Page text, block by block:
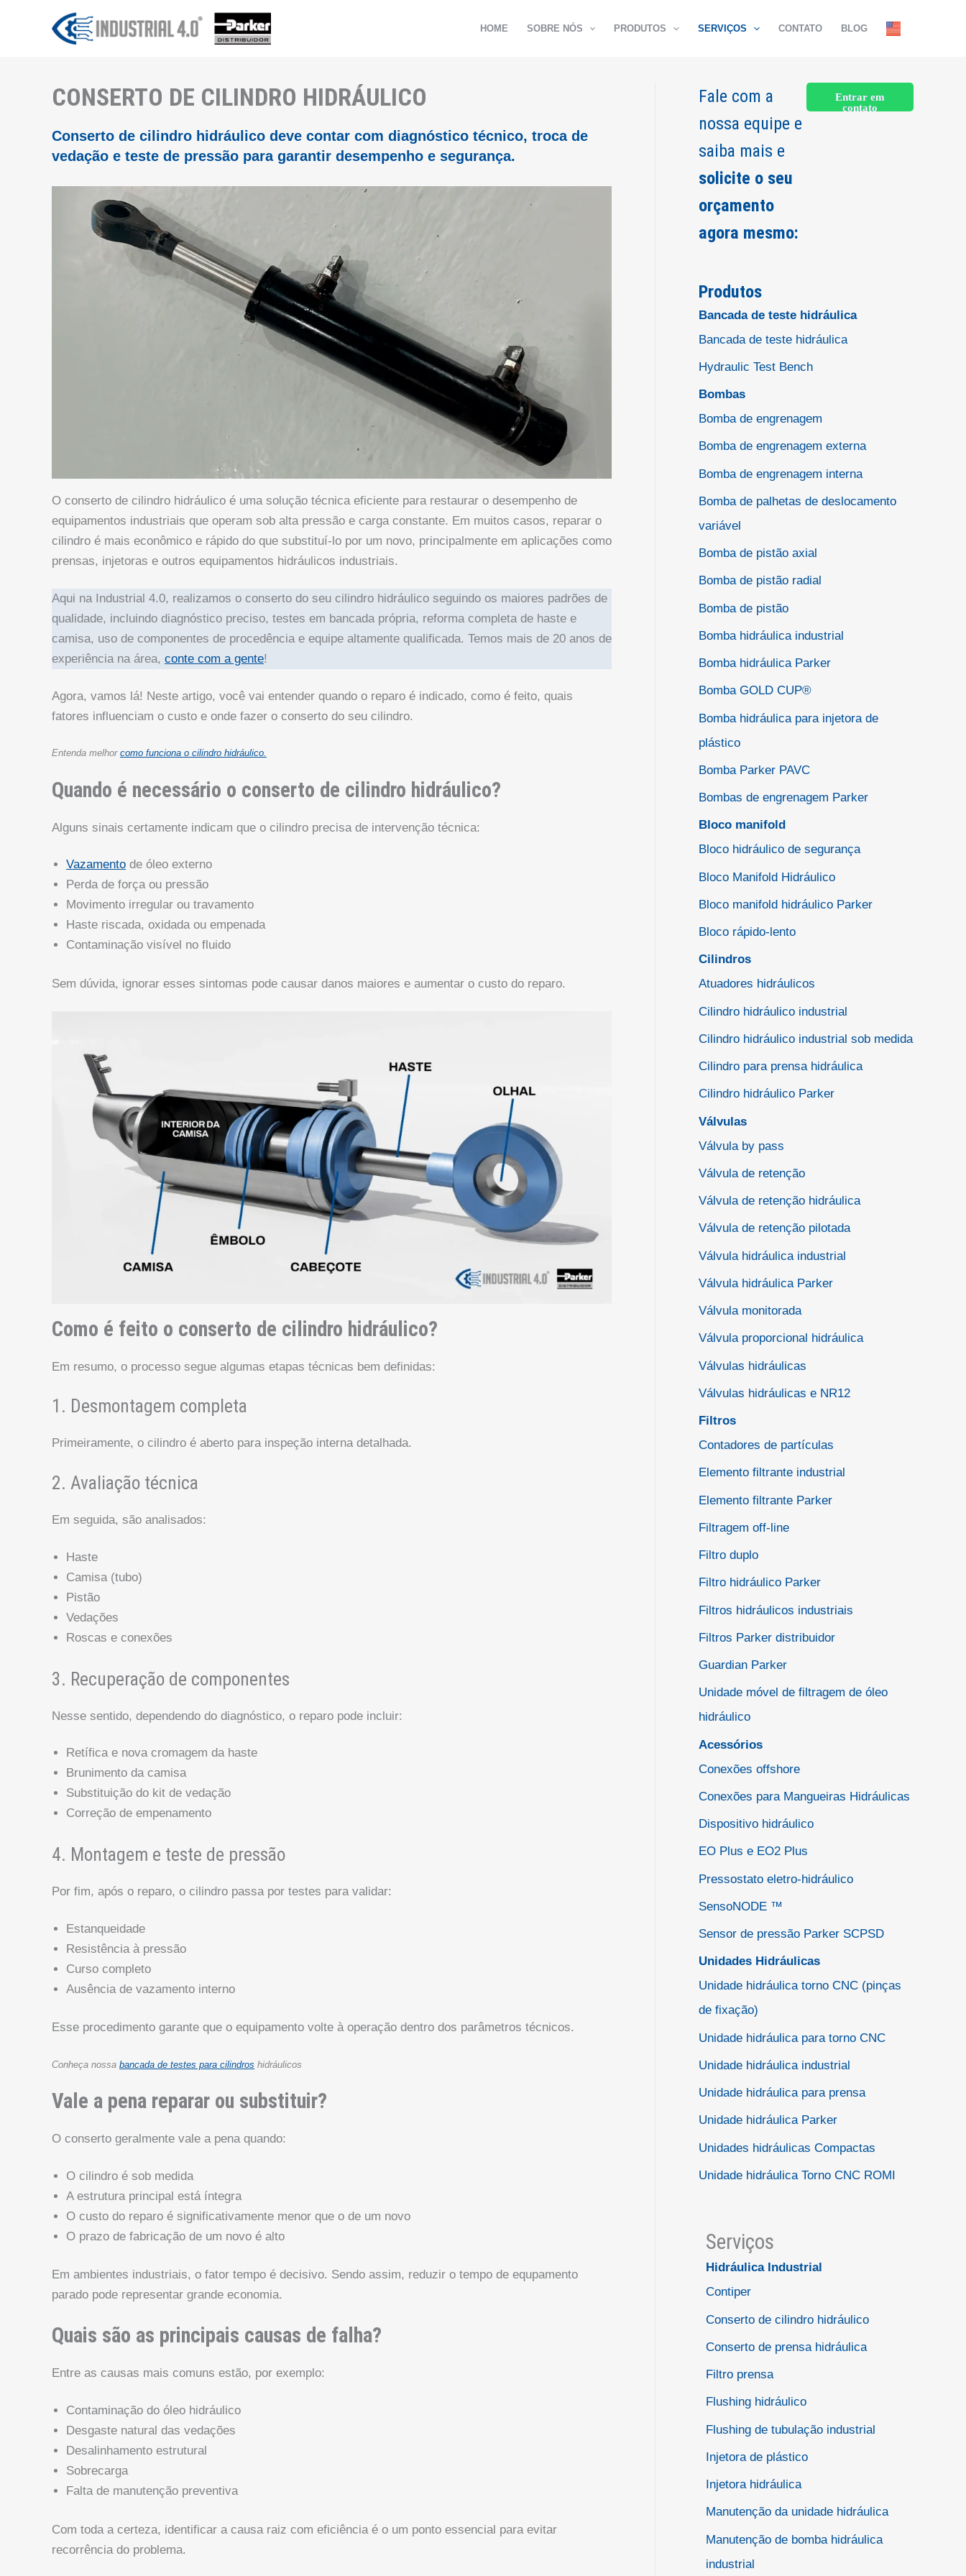
HOME SOBRE NÓS PRODUTOS SERVIÇOS CONTATO BLOG
CONSERTO DE CILINDRO HIDRÁULICO
Conserto de cilindro hidráulico deve contar com diagnóstico técnico, troca de
vedação e teste de pressão para garantir desempenho e segurança.
O conserto de cilindro hidráulico é uma solução técnica eficiente para restaurar o desempenho de
equipamentos industriais que operam sob alta pressão e carga constante. Em muitos casos, reparar o
cilindro é mais econômico e rápido do que substituí-lo por um novo, principalmente em aplicações como
prensas, injetoras e outros equipamentos hidráulicos industriais.
Aqui na Industrial 4.0, realizamos o conserto do seu cilindro hidráulico seguindo os maiores padrões de
qualidade, incluindo diagnóstico preciso, testes em bancada própria, reforma completa de haste e
camisa, uso de componentes de procedência e equipe altamente qualificada. Temos mais de 20 anos de
experiência na área, conte com a gente!
Agora, vamos lá! Neste artigo, você vai entender quando o reparo é indicado, como é feito, quais
fatores influenciam o custo e onde fazer o conserto do seu cilindro.
Entenda melhor como funciona o cilindro hidráulico.
Quando é necessário o conserto de cilindro hidráulico?
Alguns sinais certamente indicam que o cilindro precisa de intervenção técnica:
Vazamento de óleo externo
Perda de força ou pressão
Movimento irregular ou travamento
Haste riscada, oxidada ou empenada
Contaminação visível no fluido
Sem dúvida, ignorar esses sintomas pode causar danos maiores e aumentar o custo do reparo.
Como é feito o conserto de cilindro hidráulico?
Em resumo, o processo segue algumas etapas técnicas bem definidas:
1. Desmontagem completa
Primeiramente, o cilindro é aberto para inspeção interna detalhada.
2. Avaliação técnica
Em seguida, são analisados:
Haste
Camisa (tubo)
Pistão
Vedações
Roscas e conexões
3. Recuperação de componentes
Nesse sentido, dependendo do diagnóstico, o reparo pode incluir:
Retífica e nova cromagem da haste
Brunimento da camisa
Substituição do kit de vedação
Correção de empenamento
4. Montagem e teste de pressão
Por fim, após o reparo, o cilindro passa por testes para validar:
Estanqueidade
Resistência à pressão
Curso completo
Ausência de vazamento interno
Esse procedimento garante que o equipamento volte à operação dentro dos parâmetros técnicos.
Conheça nossa bancada de testes para cilindros hidráulicos
Vale a pena reparar ou substituir?
O conserto geralmente vale a pena quando:
O cilindro é sob medida
A estrutura principal está íntegra
O custo do reparo é significativamente menor que o de um novo
O prazo de fabricação de um novo é alto
Em ambientes industriais, o fator tempo é decisivo. Sendo assim, reduzir o tempo de equpamento
parado pode representar grande economia.
Quais são as principais causas de falha?
Entre as causas mais comuns estão, por exemplo:
Contaminação do óleo hidráulico
Desgaste natural das vedações
Desalinhamento estrutural
Sobrecarga
Falta de manutenção preventiva
Com toda a certeza, identificar a causa raiz com eficiência é o um ponto essencial para evitar
recorrência do problema.
Fale com a
nossa equipe e
saiba mais e
solicite o seu
orçamento
agora mesmo:
Entrar em
contato
Produtos
Bancada de teste hidráulica
Bancada de teste hidráulica
Hydraulic Test Bench
Bombas
Bomba de engrenagem
Bomba de engrenagem externa
Bomba de engrenagem interna
Bomba de palhetas de deslocamento
variável
Bomba de pistão axial
Bomba de pistão radial
Bomba de pistão
Bomba hidráulica industrial
Bomba hidráulica Parker
Bomba GOLD CUP®
Bomba hidráulica para injetora de
plástico
Bomba Parker PAVC
Bombas de engrenagem Parker
Bloco manifold
Bloco hidráulico de segurança
Bloco Manifold Hidráulico
Bloco manifold hidráulico Parker
Bloco rápido-lento
Cilindros
Atuadores hidráulicos
Cilindro hidráulico industrial
Cilindro hidráulico industrial sob medida
Cilindro para prensa hidráulica
Cilindro hidráulico Parker
Válvulas
Válvula by pass
Válvula de retenção
Válvula de retenção hidráulica
Válvula de retenção pilotada
Válvula hidráulica industrial
Válvula hidráulica Parker
Válvula monitorada
Válvula proporcional hidráulica
Válvulas hidráulicas
Válvulas hidráulicas e NR12
Filtros
Contadores de partículas
Elemento filtrante industrial
Elemento filtrante Parker
Filtragem off-line
Filtro duplo
Filtro hidráulico Parker
Filtros hidráulicos industriais
Filtros Parker distribuidor
Guardian Parker
Unidade móvel de filtragem de óleo
hidráulico
Acessórios
Conexões offshore
Conexões para Mangueiras Hidráulicas
Dispositivo hidráulico
EO Plus e EO2 Plus
Pressostato eletro-hidráulico
SensoNODE ™
Sensor de pressão Parker SCPSD
Unidades Hidráulicas
Unidade hidráulica torno CNC (pinças
de fixação)
Unidade hidráulica para torno CNC
Unidade hidráulica industrial
Unidade hidráulica para prensa
Unidade hidráulica Parker
Unidades hidráulicas Compactas
Unidade hidráulica Torno CNC ROMI
Serviços
Hidráulica Industrial
Contiper
Conserto de cilindro hidráulico
Conserto de prensa hidráulica
Filtro prensa
Flushing hidráulico
Flushing de tubulação industrial
Injetora de plástico
Injetora hidráulica
Manutenção da unidade hidráulica
Manutenção de bomba hidráulica
industrial